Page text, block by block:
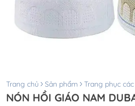
Trang chủ Sản phẩm Trang phục
NÓN HỒI GIÁO NAM